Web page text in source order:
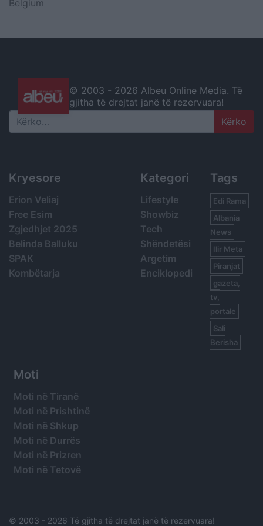
Belgium
© 2003 - 2026 Albeu Online Media. Të
gjitha të drejtat janë të rezervuara!
Search
Kryesore
Erion Veliaj
Free Esim
Zgjedhjet 2025
Belinda Balluku
SPAK
Kombëtarja
Kategori
Lifestyle
Showbiz
Tech
Shëndetësi
Argetim
Enciklopedi
Tags
Edi Rama
Albania
News
Ilir Meta
Piranjat
gazeta,
tv,
portale
Sali
Berisha
Moti
Moti në Tiranë
Moti në Prishtinë
Moti në Shkup
Moti në Durrës
Moti në Prizren
Moti në Tetovë
© 2003 - 2026 Të gjitha të drejtat janë të rezervuara!